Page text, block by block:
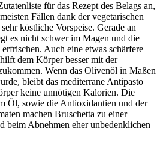
für das Rezept des Belags an,
Fällen dank der vegetarischen
köstliche Vorspeise. Gerade an
es nicht schwer im Magen und die
Auch eine etwas schärfere
dem Körper besser mit der
Wenn das Olivenöl in Maßen
bleibt das mediterrane Antipasto
keine unnötigen Kalorien. Die
Öl, sowie die Antioxidantien und der
machen Bruschetta zu einer
beim Abnehmen eher unbedenklichen